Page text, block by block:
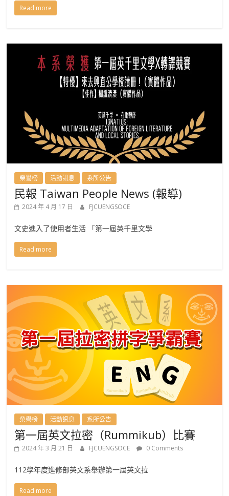
Read more
榮譽榜 活動訊息 系所公告
民報 Taiwan People News (報導)
2024 年 4 月 17 日 FJCUENGSOCE
文史進入了使用者生活 「第一屆英千里文學
Read more
榮譽榜 活動訊息 系所公告
第一屆英文拉密（Rummikub）比賽
2024 年 3 月 21 日 FJCUENGSOCE 0 Comments
112學年度進修部英文系舉辦第一屆英文拉
Read more